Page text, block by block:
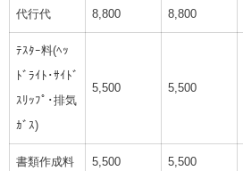
代行代 8,800 8,800
ﾃｽﾀｰ料(ﾍｯ
ﾄﾞﾗｲﾄ･ｻｲﾄﾞ
ｽﾘｯﾌﾟ･排気
ｶﾞｽ)
5,500 5,500
書類作成料 5,500 5,500